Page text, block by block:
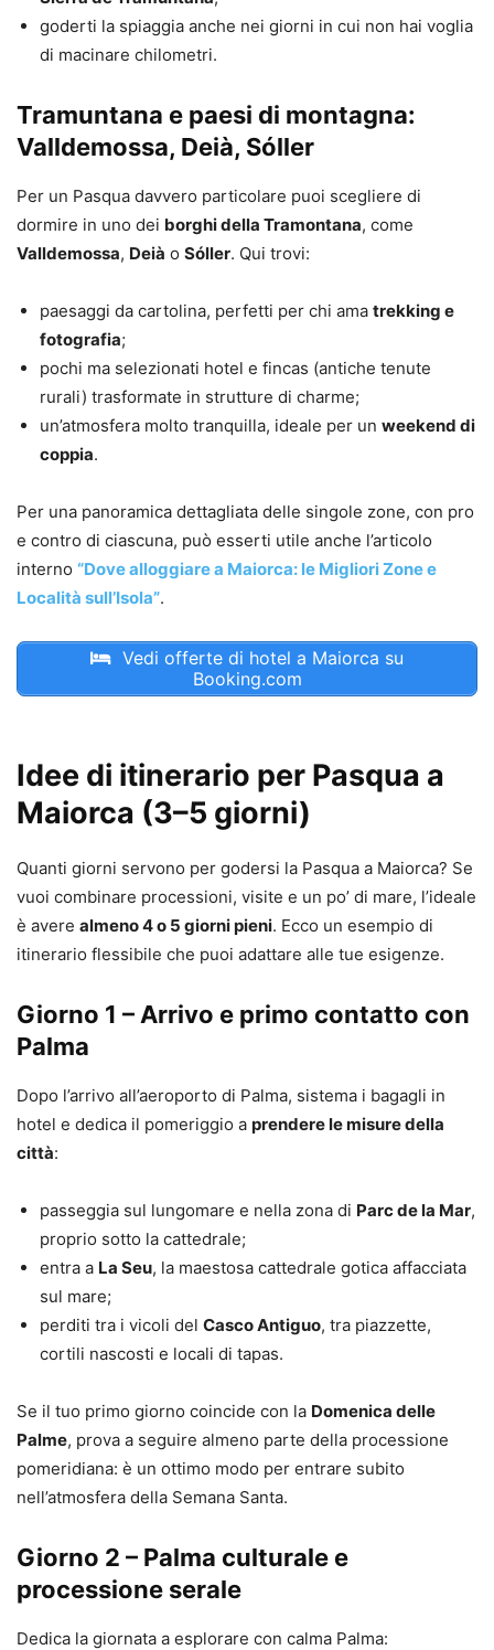
goderti la spiaggia anche nei giorni in cui non hai voglia
di macinare chilometri.
Tramuntana e paesi di montagna:
Valldemossa, Deià, Sóller
Per un Pasqua davvero particolare puoi scegliere di
dormire in uno dei borghi della Tramontana, come
Valldemossa, Deià o Sóller. Qui trovi:
paesaggi da cartolina, perfetti per chi ama trekking e
fotografia;
pochi ma selezionati hotel e fincas (antiche tenute
rurali) trasformate in strutture di charme;
un’atmosfera molto tranquilla, ideale per un weekend di
coppia.
Per una panoramica dettagliata delle singole zone, con pro
e contro di ciascuna, può esserti utile anche l’articolo
interno “Dove alloggiare a Maiorca: le Migliori Zone e
Località sull’Isola”.
Vedi offerte di hotel a Maiorca su
Booking.com
Idee di itinerario per Pasqua a
Maiorca (3–5 giorni)
Quanti giorni servono per godersi la Pasqua a Maiorca? Se
vuoi combinare processioni, visite e un po’ di mare, l’ideale
è avere almeno 4 o 5 giorni pieni. Ecco un esempio di
itinerario flessibile che puoi adattare alle tue esigenze.
Giorno 1 – Arrivo e primo contatto con
Palma
Dopo l’arrivo all’aeroporto di Palma, sistema i bagagli in
hotel e dedica il pomeriggio a prendere le misure della
città:
passeggia sul lungomare e nella zona di Parc de la Mar,
proprio sotto la cattedrale;
entra a La Seu, la maestosa cattedrale gotica affacciata
sul mare;
perditi tra i vicoli del Casco Antiguo, tra piazzette,
cortili nascosti e locali di tapas.
Se il tuo primo giorno coincide con la Domenica delle
Palme, prova a seguire almeno parte della processione
pomeridiana: è un ottimo modo per entrare subito
nell’atmosfera della Semana Santa.
Giorno 2 – Palma culturale e
processione serale
Dedica la giornata a esplorare con calma Palma: